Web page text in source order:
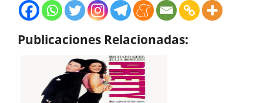
Publicaciones Relacionadas: